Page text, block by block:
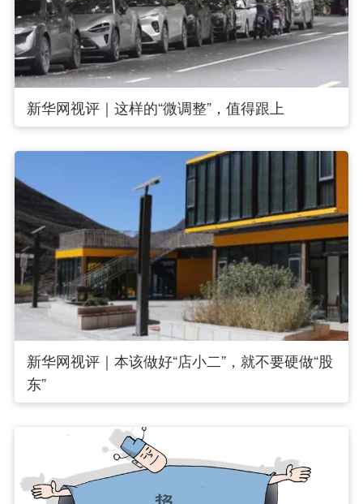
新华网视评｜这样的“微调整”，值得跟上
新华网视评｜本该做好“店小二”，就不要硬做“股
东”